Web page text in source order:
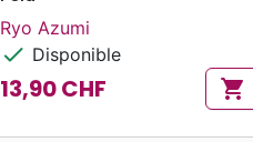
Ryo Azumi
check Disponible
Prix
13,90 CHF shopping_cart